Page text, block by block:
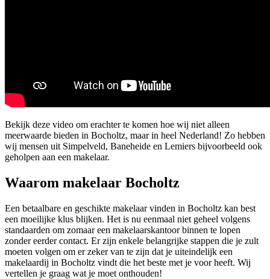
Bekijk deze video om erachter te komen hoe wij niet alleen
meerwaarde bieden in Bocholtz, maar in heel Nederland! Zo hebben
wij mensen uit Simpelveld, Baneheide en Lemiers bijvoorbeeld ook
geholpen aan een makelaar.
Waarom makelaar Bocholtz
Een betaalbare en geschikte makelaar vinden in Bocholtz kan best
een moeilijke klus blijken. Het is nu eenmaal niet geheel volgens
standaarden om zomaar een makelaarskantoor binnen te lopen
zonder eerder contact. Er zijn enkele belangrijke stappen die je zult
moeten volgen om er zeker van te zijn dat je uiteindelijk een
makelaardij in Bocholtz vindt die het beste met je voor heeft. Wij
vertellen je graag wat je moet onthouden!